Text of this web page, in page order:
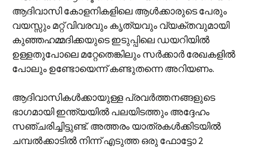
ആദിവാസി കോളനികളിലെ ആള്‍ക്കാരുടെ പേരും
വയസ്സും മറ്റ് വിവരവും കൃത്യവും വ്യക്തവുമായി
കുഞ്ഞഹമ്മദിക്കയുടെ ഇടുപ്പിലെ ഡയറിയില്‍
ഉള്ളതുപോലെ മറ്റേതെങ്കിലും സര്‍ക്കാര്‍ രേഖകളില്‍
പോലും ഉണ്ടോയെന്ന് കണ്ടുതന്നെ അറിയണം.
ആദിവാസികള്‍ക്കായുള്ള പ്രവര്‍ത്തനങ്ങളുടെ
ഭാഗമായി ഇന്ത്യയില്‍ പലയിടത്തും അദ്ദേഹം
സഞ്ചരിച്ചിട്ടുണ്ട്. അത്തരം യാത്രകള്‍ക്കിടയില്‍
ചമ്പല്‍ക്കാടില്‍ നിന്ന് എടുത്ത ഒരു ഫോട്ടോ 2